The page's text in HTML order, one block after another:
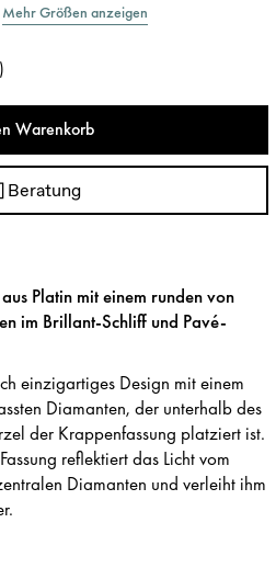
Mehr Größen anzeigen
Warenkorb
Beratung
Platin mit einem runden von
im Brillant-Schliff und Pavé-
einzigartiges Design mit einem
Diamanten, der unterhalb des
der Krappenfassung platziert ist.
reflektiert das Licht vom
Diamanten und verleiht ihm